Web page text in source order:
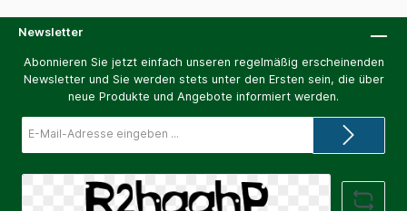
Newsletter
Abonnieren Sie jetzt einfach unseren regelmäßig erscheinenden
Newsletter und Sie werden stets unter den Ersten sein, die über
neue Produkte und Angebote informiert werden.
Mail-